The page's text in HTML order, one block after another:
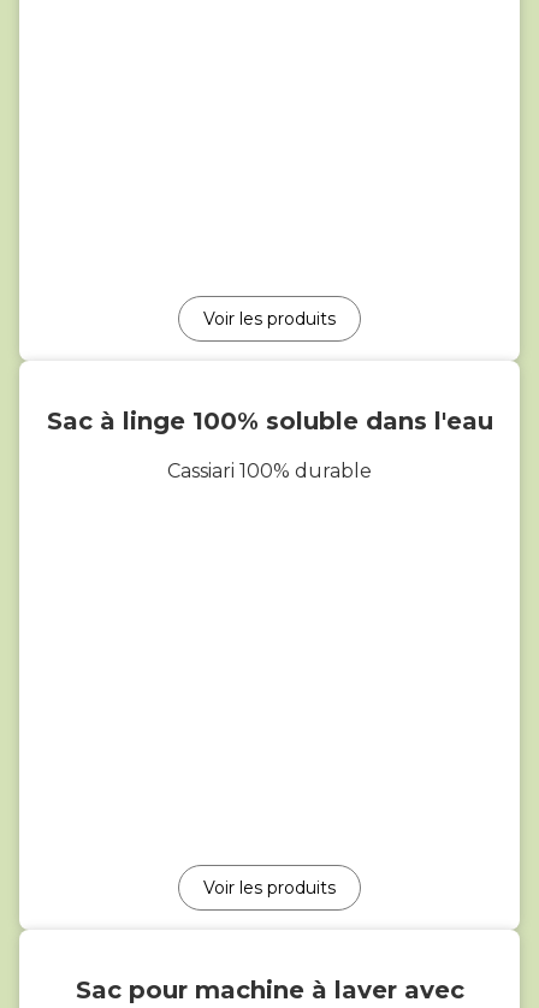
Voir les produits
Sac à linge 100% soluble dans l'eau
Cassiari 100% durable
Voir les produits
Sac pour machine à laver avec